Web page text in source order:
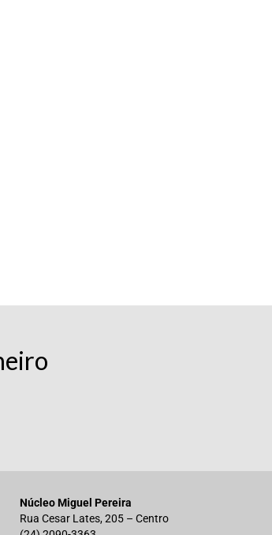
Núcleo Miguel Pereira
Rua Cesar Lates, 205 – Centro